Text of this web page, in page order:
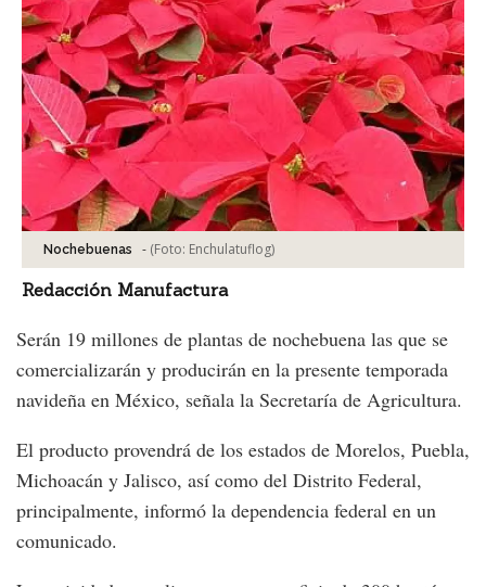
Nochebuenas - (Foto: Enchulatuflog)
Redacción Manufactura
Serán 19 millones de plantas de nochebuena las que se
comercializarán y producirán en la presente temporada
navideña en México, señala la Secretaría de Agricultura.
El producto provendrá de los estados de Morelos, Puebla,
Michoacán y Jalisco, así como del Distrito Federal,
principalmente, informó la dependencia federal en un
comunicado.